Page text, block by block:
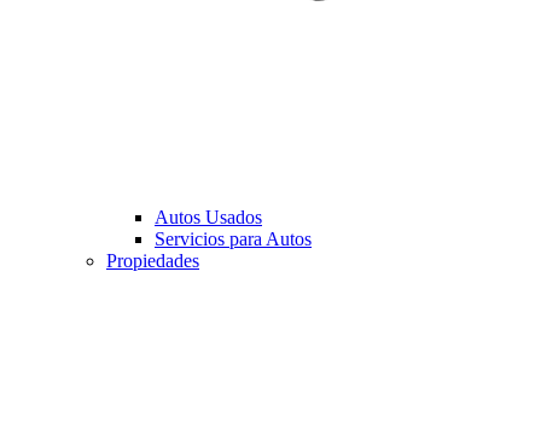
Autos Usados
Servicios para Autos
Propiedades